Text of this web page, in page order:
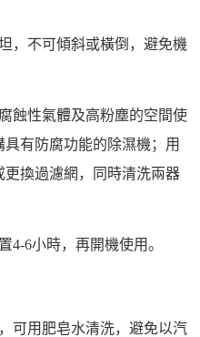
，不可傾斜或橫倒，避免機
蝕性氣體及高粉塵的空間使
有防腐功能的除濕機；用
換過濾網，同時清洗兩器
4-6小時，再開機使用。
可用肥皂水清洗，避免以汽